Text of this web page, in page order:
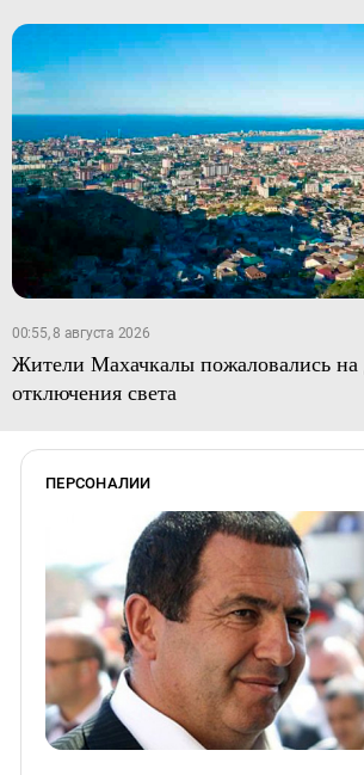
00:55, 8 августа 2026
Жители Махачкалы пожаловались на
отключения света
ПЕРСОНАЛИИ